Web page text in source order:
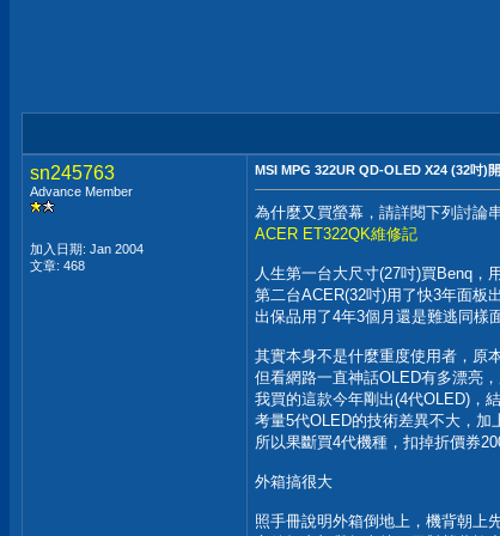
sn245763
Advance Member
加入日期: Jan 2004
文章: 468
MSI MPG 322UR QD-OLED X24 (32吋)
為什麼又買螢幕，請詳閱下列討論
ACER ET322QK維修記
人生第一台大尺寸(27吋)買Benq，
第二台ACER(32吋)用了快3年面板
出保品用了4年3個月還是難逃同樣
其實本身不是什麼重度使用者，原
但看網路一直神話OLED有多漂亮
我買的這款今年剛出(4代OLED)，
考量5代OLED的技術差異不大，加
所以果斷買4代機種，扣掉折價券
外箱搞很大
照手冊說明外箱倒地上，機背朝上